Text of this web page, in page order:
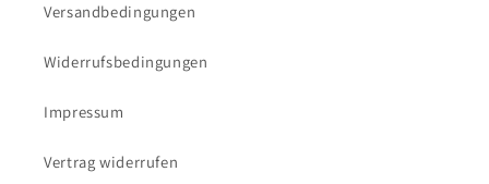
Versandbedingungen
Widerrufsbedingungen
Impressum
Vertrag widerrufen